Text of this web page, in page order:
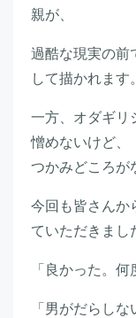
親が、
過酷な現実の前
して描かれます。
一方、オダギリ
憎めないけど、
つかみどころが
今回も皆さんか
ていただきまし
「良かった。何
「男がだらしな